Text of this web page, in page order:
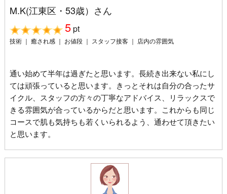
M.K(江東区・53歳）さん
5pt
技術 ｜ 癒され感 ｜ お値段 ｜ スタッフ接客 ｜ 店内の雰囲気
通い始めて半年は過ぎたと思います。長続き出来ない私にし
ては頑張っていると思います。きっとそれは自分の合ったサ
イクル、スタッフの方々の丁寧なアドバイス、リラックスで
きる雰囲気が合っているからだと思います。これからも同じ
コースで肌も気持ちも若くいられるよう、通わせて頂きたい
と思います。